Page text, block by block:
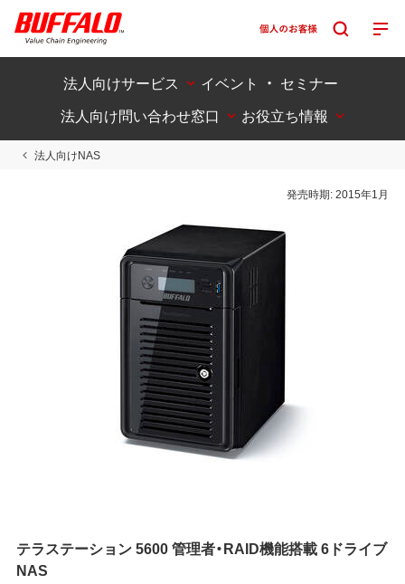
法人向けサービス
イベント ・ セミナー
法人向け問い合わせ窓口
お役立ち情報
法人向けNAS
発売時期:2015年1月
テラステーション 5600 管理者・RAID機能搭載 6ドライブ
NAS